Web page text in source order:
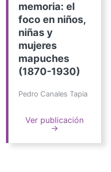
memoria: el
foco en niños,
niñas y
mujeres
mapuches
(1870-1930)
Pedro Canales Tapia
Ver publicación
→